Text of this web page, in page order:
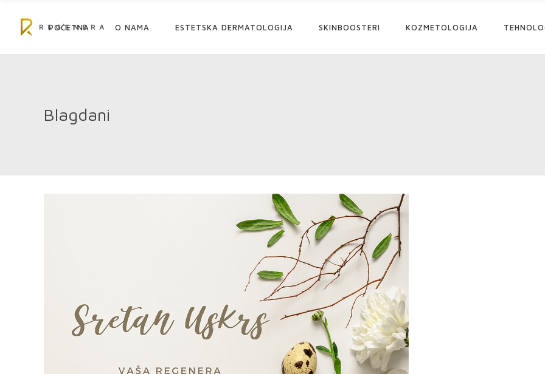
POČETNA O NAMA ESTETSKA DERMATOLOGIJA SKINBOOSTERI KOZMETOLOGIJA
Blagdani